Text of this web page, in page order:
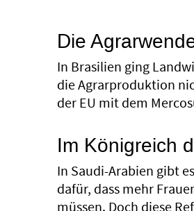
Die
In Brasilien ging
die Agrarproduktion
der EU mit dem
Im Königreich
In Saudi-Arabien gibt
dafür, dass mehr